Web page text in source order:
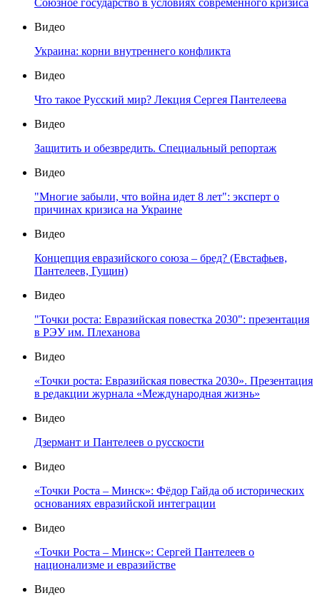
Союзное государство в условиях современного кризиса
Видео
Украина: корни внутреннего конфликта
Видео
Что такое Русский мир? Лекция Сергея Пантелеева
Видео
Защитить и обезвредить. Специальный репортаж
Видео
"Многие забыли, что война идет 8 лет": эксперт о
причинах кризиса на Украине
Видео
Концепция евразийского союза – бред? (Евстафьев,
Пантелеев, Гущин)
Видео
"Точки роста: Евразийская повестка 2030": презентация
в РЭУ им. Плеханова
Видео
«Точки роста: Евразийская повестка 2030». Презентация
в редакции журнала «Международная жизнь»
Видео
Дзермант и Пантелеев о русскости
Видео
«Точки Роста – Минск»: Фёдор Гайда об исторических
основаниях евразийской интеграции
Видео
«Точки Роста – Минск»: Сергей Пантелеев о
национализме и евразийстве
Видео